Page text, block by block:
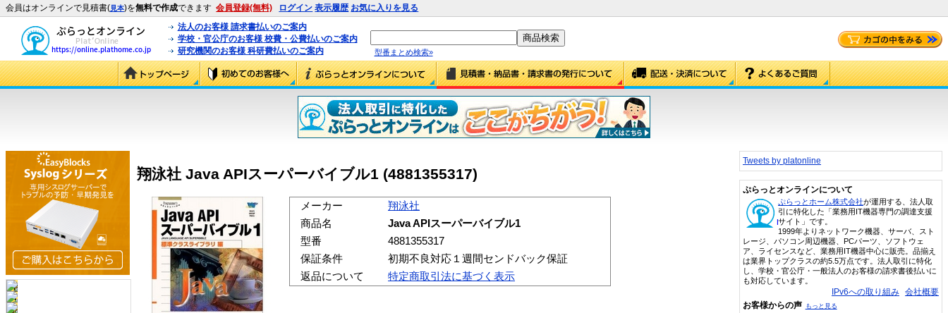
会員はオンラインで見積書(見本)を無料で作成できます 会員登録(無料) ログイン 表示履歴 お気に入りを見る
法人のお客様 請求書払いのご案内
学校・官公庁のお客様 校費・公費払いのご案内
研究機関のお客様 科研費払いのご案内
型番まとめ検索»
翔泳社 Java APIスーパーバイブル1 (4881355317)
メーカー
翔泳社
商品名
Java APIスーパーバイブル1
型番
4881355317
保証条件
初期不良対応１週間センドバック保証
返品について
特定商取引法に基づく表示
Tweets by platonline
ぷらっとオンラインについて
ぷらっとホーム株式会社が運用する、法人取
引に特化した「業務用IT機器専門の調達支援
サイト」です。
1999年よりネットワーク機器、サーバ、スト
レージ、パソコン周辺機器、PCパーツ、ソフトウェ
ア、ライセンスなど、業務用IT機器中心に販売。品揃え
は業界トップクラスの約5.5万点です。法人取引に特化
し、学校・官公庁・一般法人のお客様の請求書後払いに
も対応しています。
IPv6への取り組み 会社概要
お客様からの声 もっと見る